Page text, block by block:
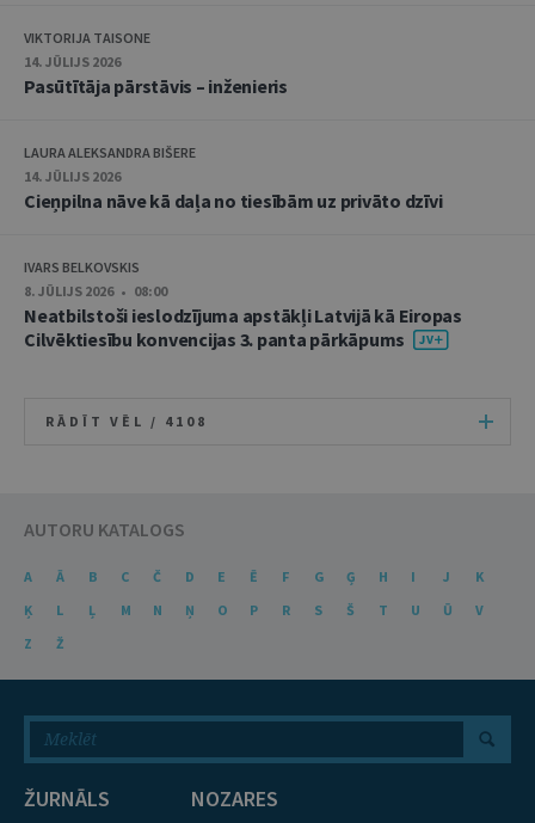
VIKTORIJA TAISONE
14. JŪLIJS 2026
Pasūtītāja pārstāvis – inženieris
LAURA ALEKSANDRA BIŠERE
14. JŪLIJS 2026
Cieņpilna nāve kā daļa no tiesībām uz privāto dzīvi
IVARS BELKOVSKIS
8. JŪLIJS 2026 • 08:00
Neatbilstoši ieslodzījuma apstākļi Latvijā kā Eiropas
Cilvēktiesību konvencijas 3. panta pārkāpums
RĀDĪT VĒL / 4108
AUTORU KATALOGS
A Ā B C Č D E Ē F G Ģ H I J
K
Ķ
L Ļ M N Ņ O P R S Š T U Ū
V
Z
Ž
ŽURNĀLS
NOZARES